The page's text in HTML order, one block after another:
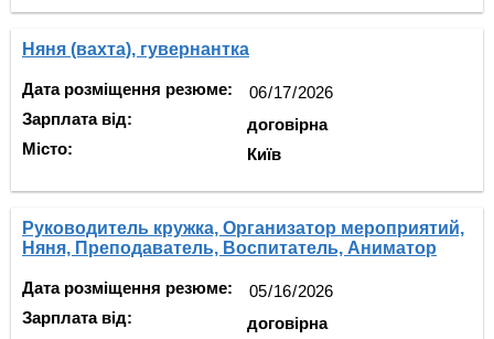
Няня (вахта), гувернантка
Дата розміщення резюме:
Зарплата від:
Місто:
договірна
Київ
Руководитель кружка, Организатор мероприятий,
Няня, Преподаватель, Воспитатель, Аниматор
Дата розміщення резюме:
Зарплата від:
договірна